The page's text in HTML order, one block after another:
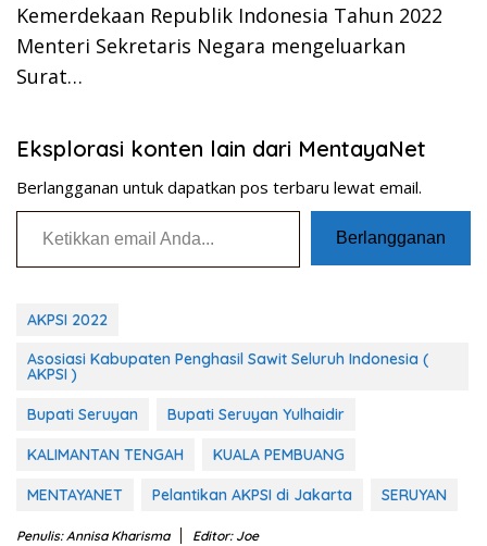
Kemerdekaan Republik Indonesia Tahun 2022
Menteri Sekretaris Negara mengeluarkan
Surat…
Eksplorasi konten lain dari MentayaNet
Berlangganan untuk dapatkan pos terbaru lewat email.
Ketikkan email Anda...
Berlangganan
AKPSI 2022
Asosiasi Kabupaten Penghasil Sawit Seluruh Indonesia (
AKPSI )
Bupati Seruyan Bupati Seruyan Yulhaidir
KALIMANTAN TENGAH KUALA PEMBUANG
MENTAYANET Pelantikan AKPSI di Jakarta SERUYAN
Penulis: Annisa Kharisma Editor: Joe